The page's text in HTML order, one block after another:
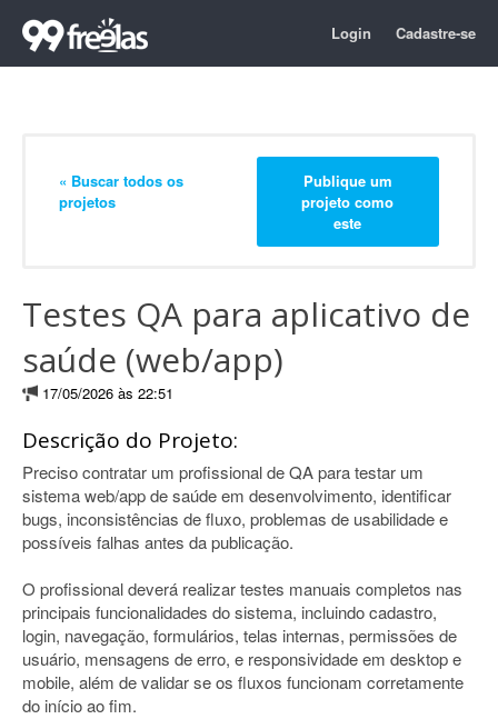
Login Cadastre-se
« Buscar todos os
projetos
Publique um
projeto como
este
Testes QA para aplicativo de
saúde (web/app)
17/05/2026 às 22:51
Descrição do Projeto:
Preciso contratar um profissional de QA para testar um
sistema web/app de saúde em desenvolvimento, identificar
bugs, inconsistências de fluxo, problemas de usabilidade e
possíveis falhas antes da publicação.
O profissional deverá realizar testes manuais completos nas
principais funcionalidades do sistema, incluindo cadastro,
login, navegação, formulários, telas internas, permissões de
usuário, mensagens de erro, e responsividade em desktop e
mobile, além de validar se os fluxos funcionam corretamente
do início ao fim.